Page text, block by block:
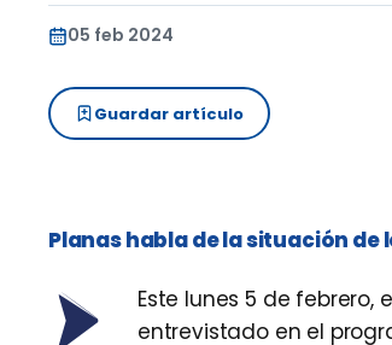
05 feb 2024
Guardar artículo
Planas habla de la situación
Este lunes 5 de febrero,
entrevistado en el